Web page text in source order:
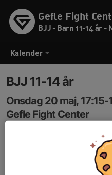
Kalender
Gefle Fight
BJJ - Barn 11-14 år -
BJJ 11-14 år
Onsdag 20 maj, 17:15-
Gefle Fight Center